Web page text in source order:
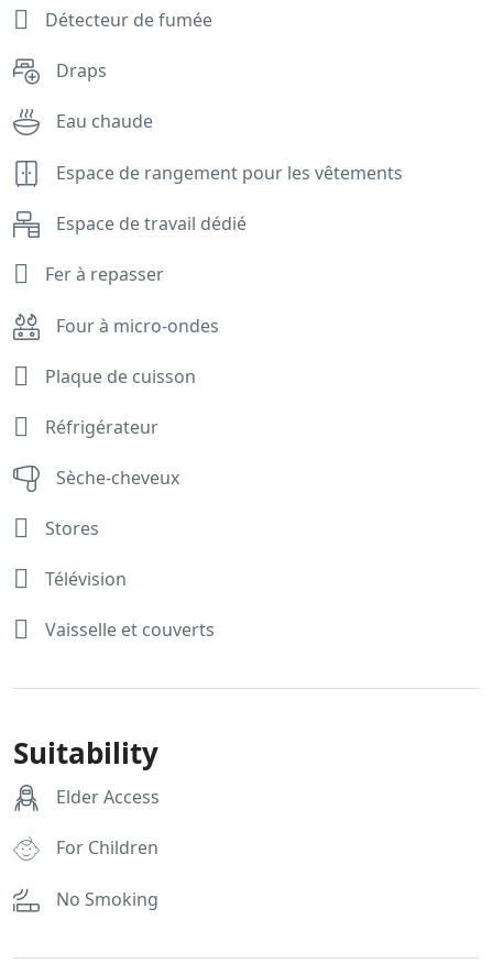
Détecteur de fumée
Draps
Eau chaude
Espace de rangement pour les vêtements
Espace de travail dédié
Fer à repasser
Four à micro-ondes
Plaque de cuisson
Réfrigérateur
Sèche-cheveux
Stores
Télévision
Vaisselle et couverts
Suitability
Elder Access
For Children
No Smoking